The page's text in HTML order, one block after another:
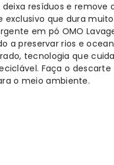
resíduos e remove
que dura
em pó OMO
a preservar rios e
tecnologia que
Faça o descarte
o meio ambiente.